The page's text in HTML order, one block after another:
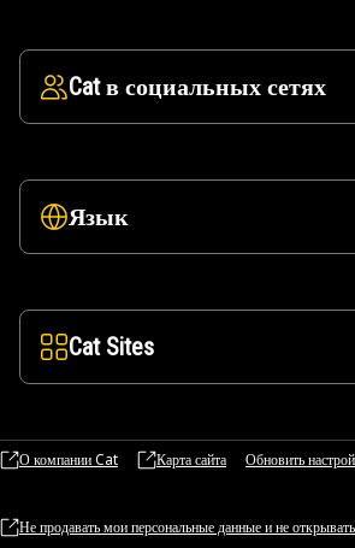
Cat в социальных сетях
Язык
Cat Sites
О компании Cat Карта сайта Обновить
Не продавать мои персональные данные и не